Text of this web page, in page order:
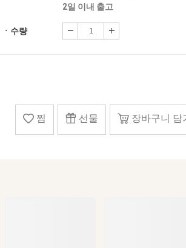
2일 이내 출고
ㆍ수량
찜 선물 장바구니 담